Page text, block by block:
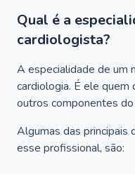
Qual é a
cardiologista?
A especialidade de um
cardiologia. É ele quem
outros componentes
Algumas das principais
esse profissional, são: